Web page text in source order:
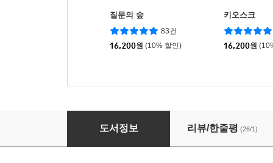
질문의 숲
83건
16,200원 (10% 할인)
키오스크
16,200원
가장자리
도서정보 리뷰/한줄평 (26/1)